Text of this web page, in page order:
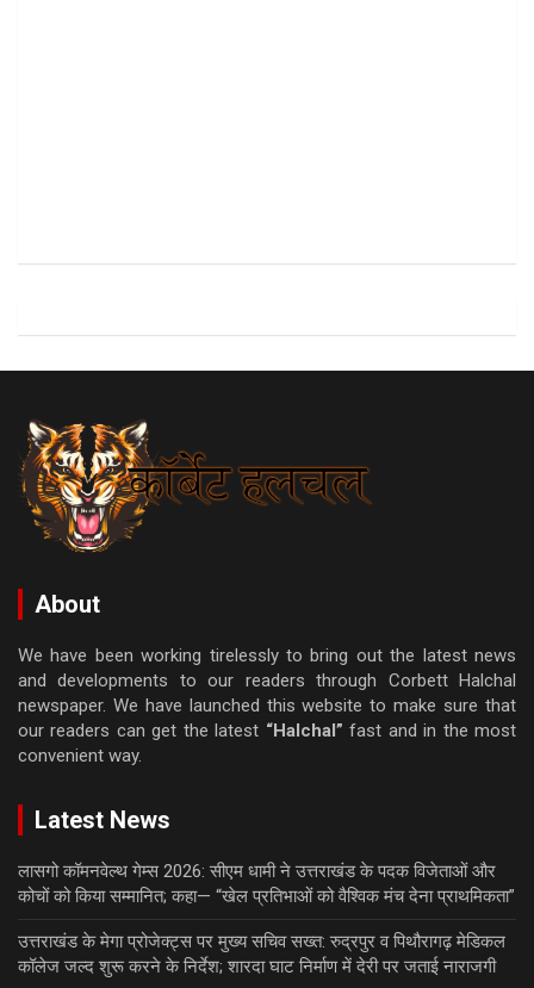
About
We have been working tirelessly to bring out the latest news
and developments to our readers through Corbett Halchal
newspaper. We have launched this website to make sure that
our readers can get the latest “Halchal” fast and in the most
convenient way.
Latest News
लासगो कॉमनवेल्थ गेम्स 2026: सीएम धामी ने उत्तराखंड के पदक विजेताओं और
कोचों को किया सम्मानित; कहा— “खेल प्रतिभाओं को वैश्विक मंच देना प्राथमिकता”
उत्तराखंड के मेगा प्रोजेक्ट्स पर मुख्य सचिव सख्त: रुद्रपुर व पिथौरागढ़ मेडिकल
कॉलेज जल्द शुरू करने के निर्देश; शारदा घाट निर्माण में देरी पर जताई नाराजगी